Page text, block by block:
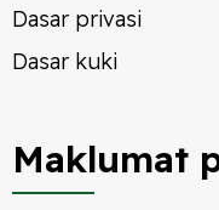
Dasar privasi
Dasar kuki
Maklumat